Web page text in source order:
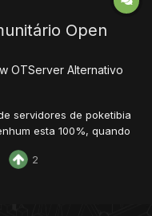
Open
OTServer Alternativo
servidores de poketibia
esta 100%, quando
aqui do fórum
totalmente aberto,
2